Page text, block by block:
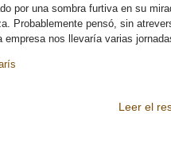
por una sombra furtiva en su
Probablemente pensó, sin
nos llevaría varias
Leer el